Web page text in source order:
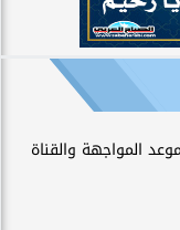
المواجهة والقناة